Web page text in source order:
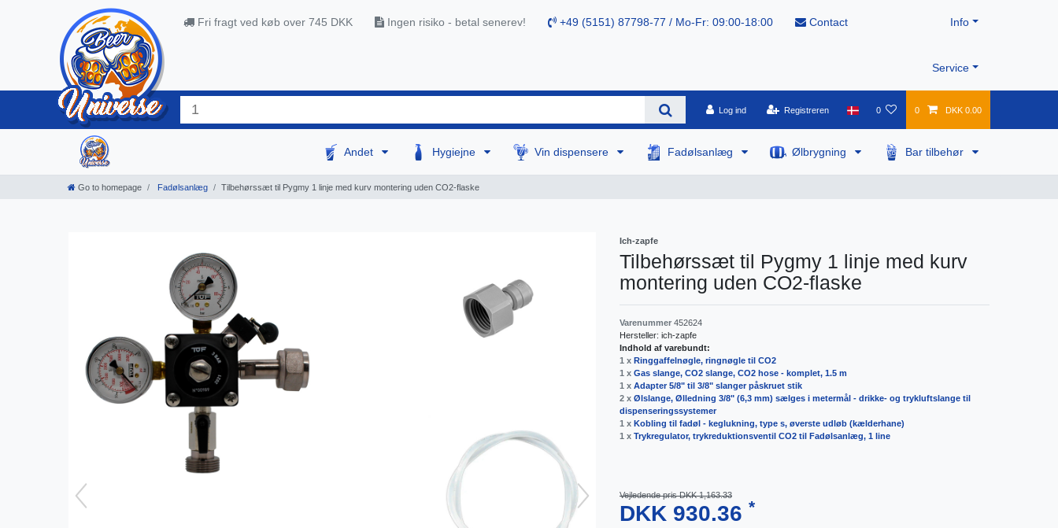
Fri fragt ved køb over 745 DKK Ingen risiko - betal senerev! +49 (5151) 87798-77 / Mo-Fr: 09:00-18:00 Contact Info
Service
Log ind Registreren 0 0 DKK 0.00
Andet Hygiejne Vin dispensere Fadølsanlæg Ølbrygning Bar tilbehør
Go to homepage Fadølsanlæg Tilbehørssæt til Pygmy 1 linje med kurv montering uden CO2-flaske
Ich-zapfe
Tilbehørssæt til Pygmy 1 linje med kurv
montering uden CO2-flaske
Varenummer 452624
Hersteller: ich-zapfe
Indhold af varebundt:
1 x Ringgaffelnøgle, ringnøgle til CO2
1 x Gas slange, CO2 slange, CO2 hose - komplet, 1.5 m
1 x Adapter 5/8" til 3/8" slanger påskruet stik
2 x Ølslange, Ølledning 3/8" (6,3 mm) sælges i metermål - drikke- og trykluftslange til
dispenseringssystemer
1 x Kobling til fadøl - keglukning, type s, øverste udløb (kælderhane)
1 x Trykregulator, trykreduktionsventil CO2 til Fadølsanlæg, 1 line
Vejledende pris DKK 1,163.33
DKK 930.36 *